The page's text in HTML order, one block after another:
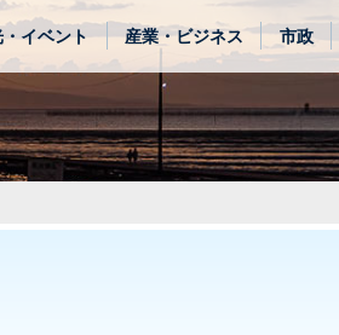
・イベント 産業・ビジネス 市政